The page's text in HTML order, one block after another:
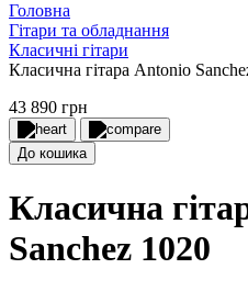
Головна
Гітари та обладнання
Класичні гітари
Класична гітара Antonio
43 890 грн
До кошика
Класична
Sanchez 1020